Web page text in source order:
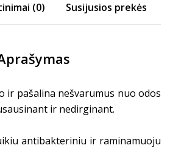
(0) Susijusios prekės
ir pašalina nešvarumus nuo odos
ir nedirginant.
antibakteriniu ir raminamuoju